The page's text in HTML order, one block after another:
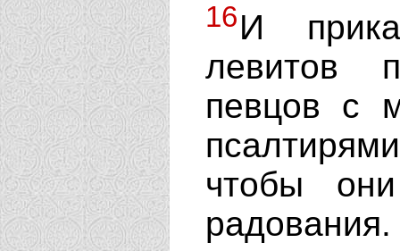
16И
левитов
певцов с
чтобы
радования.